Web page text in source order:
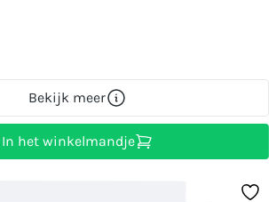
Bekijk meer
In het winkelmandje